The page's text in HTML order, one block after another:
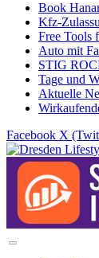
Book
Kfz-
Free Tools
Auto mit
STIG
Tage und
Aktuelle
Facebook X